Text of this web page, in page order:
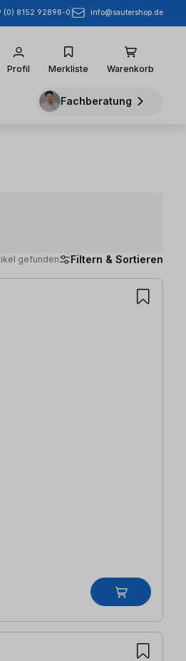
(0) 8152 92898-0 info@sautershop.de
Profil Merkliste Warenkorb
Fachberatung
gefunden Filtern & Sortieren